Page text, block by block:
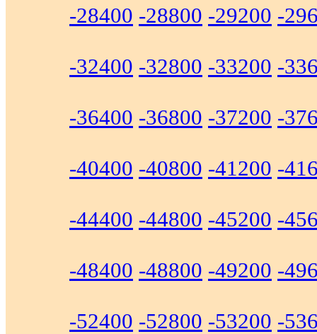
-28400 -28800 -29200 -
-32400 -32800 -33200 -
-36400 -36800 -37200 -
-40400 -40800 -41200 -
-44400 -44800 -45200 -
-48400 -48800 -49200 -
-52400 -52800 -53200 -